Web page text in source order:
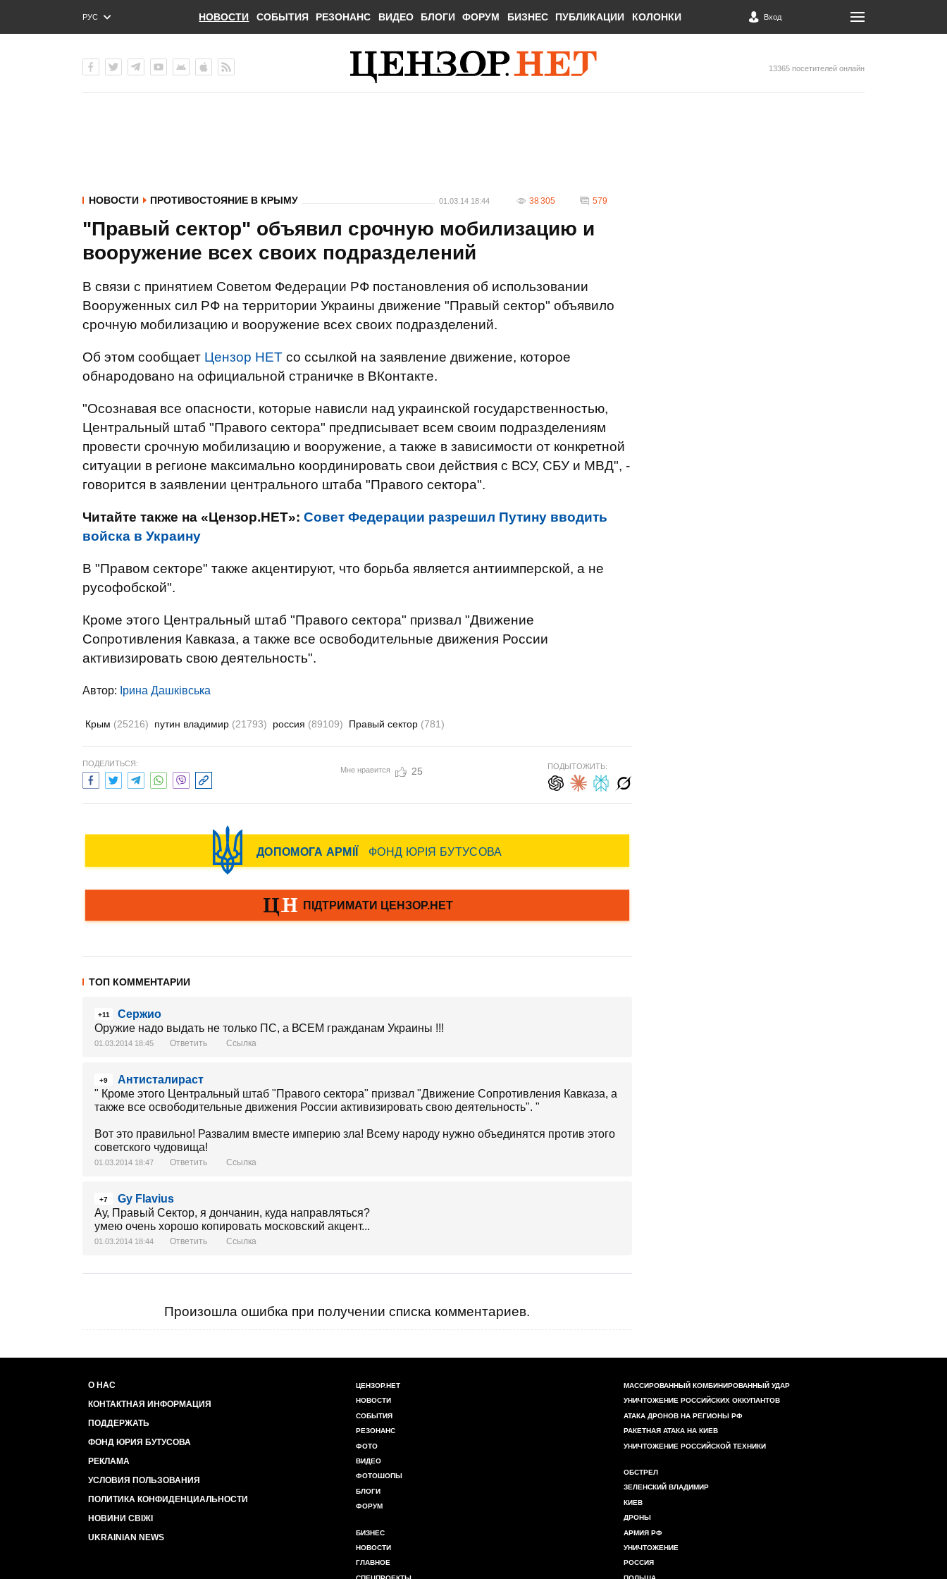
РУС
ENG
НОВОСТИ СОБЫТИЯ РЕЗОНАНС ВИДЕО БЛОГИ ФОРУМ БИЗНЕС ПУБЛИКАЦИИ КОЛОНКИ Вход
13365 посетителей онлайн
НОВОСТИ ПРОТИВОСТОЯНИЕ В КРЫМУ 01.03.14 18:44 38 305 579
"Правый сектор" объявил срочную мобилизацию и
вооружение всех своих подразделений
В связи с принятием Советом Федерации РФ постановления об использовании
Вооруженных сил РФ на территории Украины движение "Правый сектор" объявило
срочную мобилизацию и вооружение всех своих подразделений.
Об этом сообщает Цензор НЕТ со ссылкой на заявление движение, которое
обнародовано на официальной страничке в ВКонтакте.
"Осознавая все опасности, которые нависли над украинской государственностью,
Центральный штаб "Правого сектора" предписывает всем своим подразделениям
провести срочную мобилизацию и вооружение, а также в зависимости от конкретной
ситуации в регионе максимально координировать свои действия с ВСУ, СБУ и МВД", -
говорится в заявлении центрального штаба "Правого сектора".
Читайте также на «Цензор.НЕТ»: Совет Федерации разрешил Путину вводить
войска в Украину
В "Правом секторе" также акцентируют, что борьба является антиимперской, а не
русофобской".
Кроме этого Центральный штаб "Правого сектора" призвал "Движение
Сопротивления Кавказа, а также все освободительные движения России
активизировать свою деятельность".
Автор: Ірина Дашківська
Крым (25216) путин владимир (21793) россия (89109) Правый сектор (781)
ПОДЕЛИТЬСЯ:
Мне нравится 25 ПОДЫТОЖИТЬ:
ТОП КОММЕНТАРИИ
+11
Сержио
Оружие надо выдать не только ПС, а ВСЕМ гражданам Украины !!!
01.03.2014 18:45 Ответить Ссылка
+9
Антисталираст
" Кроме этого Центральный штаб "Правого сектора" призвал "Движение Сопротивления Кавказа, а
также все освободительные движения России активизировать свою деятельность". "
Вот это правильно! Развалим вместе империю зла! Всему народу нужно объединятся против этого
советского чудовища!
01.03.2014 18:47 Ответить Ссылка
+7
Gy Flavius
Ау, Правый Сектор, я дончанин, куда направляться?
умею очень хорошо копировать московский акцент...
01.03.2014 18:44 Ответить Ссылка
Произошла ошибка при получении списка комментариев.
О НАС
КОНТАКТНАЯ ИНФОРМАЦИЯ
ПОДДЕРЖАТЬ
ФОНД ЮРИЯ БУТУСОВА
РЕКЛАМА
УСЛОВИЯ ПОЛЬЗОВАНИЯ
ПОЛИТИКА КОНФИДЕНЦИАЛЬНОСТИ
НОВИНИ СВІЖІ
UKRAINIAN NEWS
ЦЕНЗОР.НЕТ
НОВОСТИ
СОБЫТИЯ
РЕЗОНАНС
ФОТО
ВИДЕО
ФОТОШОПЫ
БЛОГИ
ФОРУМ
БИЗНЕС
НОВОСТИ
ГЛАВНОЕ
МАССИРОВАННЫЙ КОМБИНИРОВАННЫЙ УДАР
УНИЧТОЖЕНИЕ РОССИЙСКИХ ОККУПАНТОВ
АТАКА ДРОНОВ НА РЕГИОНЫ РФ
РАКЕТНАЯ АТАКА НА КИЕВ
УНИЧТОЖЕНИЕ РОССИЙСКОЙ ТЕХНИКИ
ОБСТРЕЛ
ЗЕЛЕНСКИЙ ВЛАДИМИР
КИЕВ
ДРОНЫ
АРМИЯ РФ
УНИЧТОЖЕНИЕ
РОССИЯ